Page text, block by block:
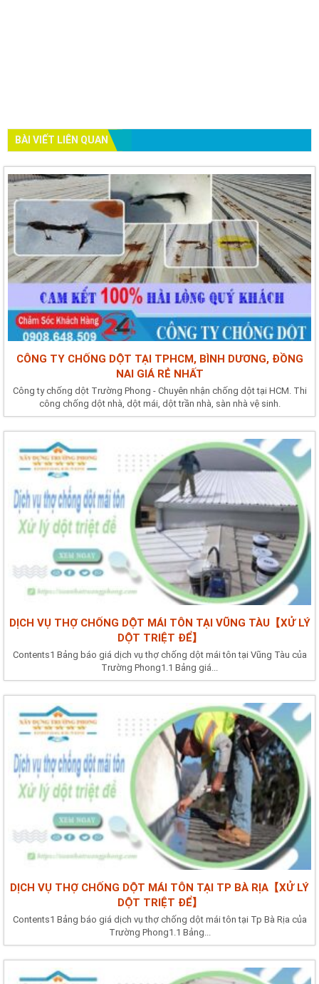
BÀI VIẾT LIÊN QUAN
CÔNG TY CHỐNG DỘT TẠI TPHCM, BÌNH DƯƠNG, ĐỒNG
NAI GIÁ RẺ NHẤT
Công ty chống dột Trường Phong - Chuyên nhận chống dột tại HCM. Thi
công chống dột nhà, dột mái, dột trần nhà, sàn nhà vệ sinh.
DỊCH VỤ THỢ CHỐNG DỘT MÁI TÔN TẠI VŨNG TÀU【XỬ LÝ
DỘT TRIỆT ĐỂ】
Contents1 Bảng báo giá dịch vụ thợ chống dột mái tôn tại Vũng Tàu của
Trường Phong1.1 Bảng giá...
DỊCH VỤ THỢ CHỐNG DỘT MÁI TÔN TẠI TP BÀ RỊA【XỬ LÝ
DỘT TRIỆT ĐỂ】
Contents1 Bảng báo giá dịch vụ thợ chống dột mái tôn tại Tp Bà Rịa của
Trường Phong1.1 Bảng...